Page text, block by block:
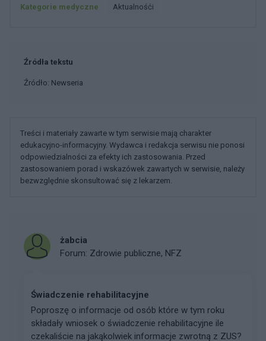
Kategorie medyczne Aktualnośći
Źródła tekstu
Źródło: Newseria
Treści i materiały zawarte w tym serwisie mają charakter
edukacyjno-informacyjny. Wydawca i redakcja serwisu nie ponosi
odpowiedzialności za efekty ich zastosowania. Przed
zastosowaniem porad i wskazówek zawartych w serwisie, należy
bezwzględnie skonsultować się z lekarzem.
żabcia
Forum: Zdrowie publiczne, NFZ
Świadczenie rehabilitacyjne
Poproszę o informacje od osób które w tym roku
składały wniosek o świadczenie rehabilitacyjne ile
czekaliście na jakąkolwiek informacje zwrotną z ZUS?